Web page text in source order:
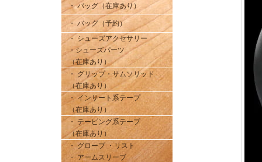
・ バッグ（在庫あり）
・ バッグ（予約）
・ シューズアクセサリー
・シューズパーツ
（在庫あり）
・ グリップ・サムソリッド
（在庫あり）
・ インサート系テープ
（在庫あり）
・ テーピング系テープ
（在庫あり）
・ グローブ ・リスト
・ アームスリーブ